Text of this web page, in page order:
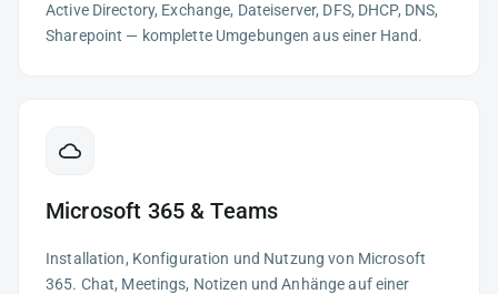
Active Directory, Exchange, Dateiserver, DFS, DHCP, DNS,
Sharepoint — komplette Umgebungen aus einer Hand.
Microsoft 365 & Teams
Installation, Konfiguration und Nutzung von Microsoft
365. Chat, Meetings, Notizen und Anhänge auf einer